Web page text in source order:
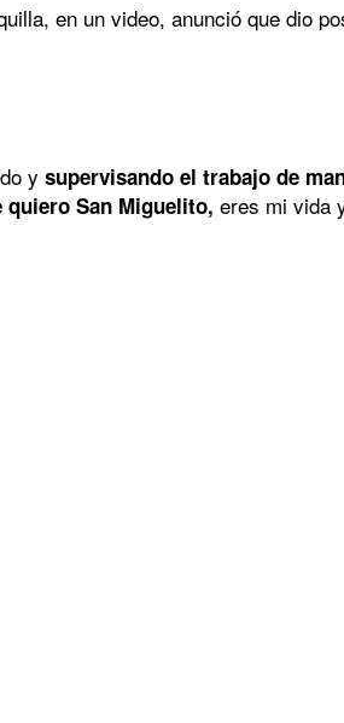
en un video, anunció que dio
y supervisando el trabajo de
San Miguelito, eres mi vida